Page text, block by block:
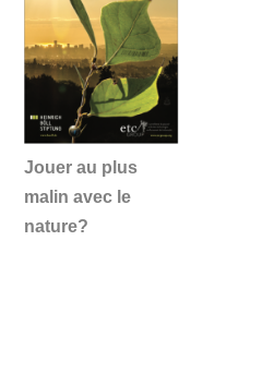
Jouer au plus
malin avec le
nature?